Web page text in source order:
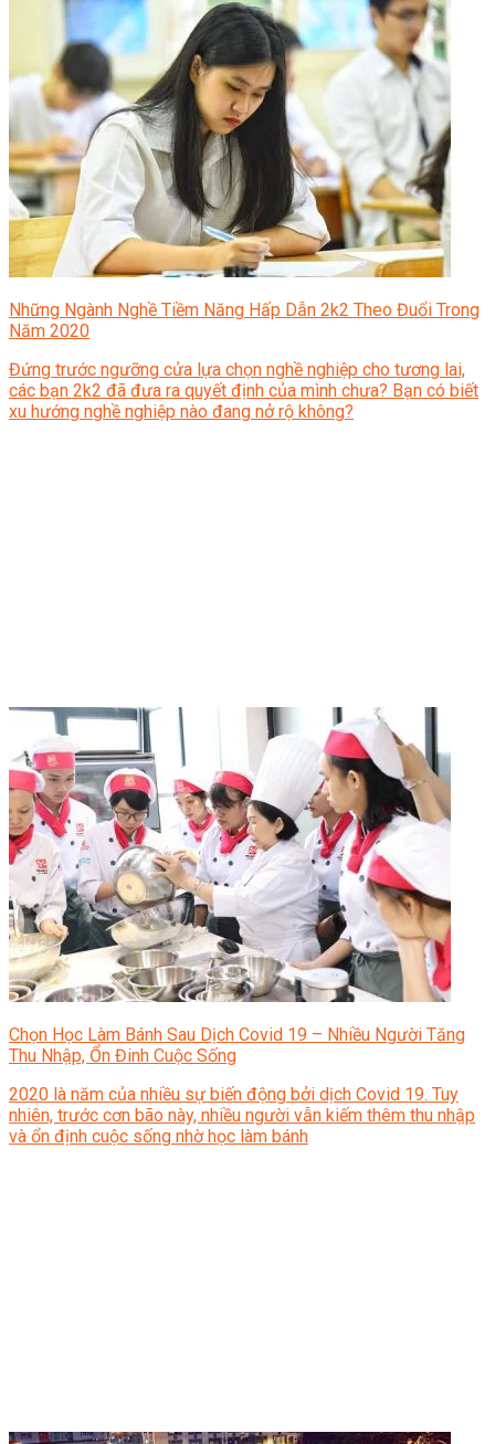
Những Ngành Nghề Tiềm Năng Hấp Dẫn 2k2 Theo Đuổi Trong
Năm 2020
Đứng trước ngưỡng cửa lựa chọn nghề nghiệp cho tương lai,
các bạn 2k2 đã đưa ra quyết định của mình chưa? Bạn có biết
xu hướng nghề nghiệp nào đang nở rộ không?
Chọn Học Làm Bánh Sau Dịch Covid 19 – Nhiều Người Tăng
Thu Nhập, Ổn Đinh Cuộc Sống
2020 là năm của nhiều sự biến động bởi dịch Covid 19. Tuy
nhiên, trước cơn bão này, nhiều người vẫn kiếm thêm thu nhập
và ổn định cuộc sống nhờ học làm bánh